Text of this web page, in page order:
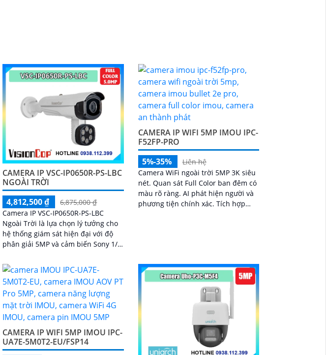
CAMERA IP VSC-IP0650R-PS-LBC
NGOÀI TRỜI
4,812,500 ₫
6,875,000 ₫
Camera IP VSC-IP0650R-PS-LBC
Ngoài Trời là lựa chọn lý tưởng cho
hệ thống giám sát hiện đại với độ
phân giải 5MP và cảm biến Sony 1/2.
CAMERA IP WIFI 5MP IMOU IPC-
F52FP-PRO
5%-35%
Liên hệ
Camera WiFi ngoài trời 5MP 3K siêu
nét. Quan sát Full Color ban đêm có
màu rõ ràng. AI phát hiện người và
phương tiện chính xác. Tích hợp
CAMERA IP WIFI 5MP IMOU IPC-
UA7E-5M0T2-EU/FSP14